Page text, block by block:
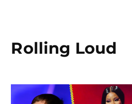
Skip Rolling Loud